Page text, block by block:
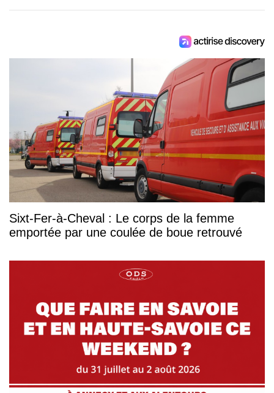
Sixt-Fer-à-Cheval : Le corps de la femme
emportée par une coulée de boue retrouvé